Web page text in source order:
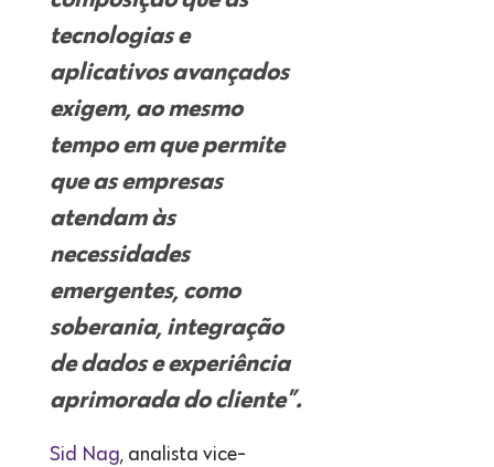
tecnologias e
aplicativos avançados
exigem, ao mesmo
tempo em que permite
que as empresas
atendam às
necessidades
emergentes, como
soberania, integração
de dados e experiência
aprimorada do cliente”.
Sid Nag, analista vice-